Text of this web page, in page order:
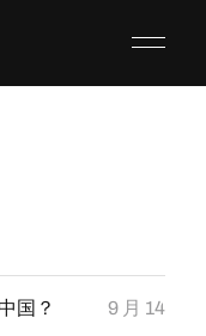
国？ 9 月 14